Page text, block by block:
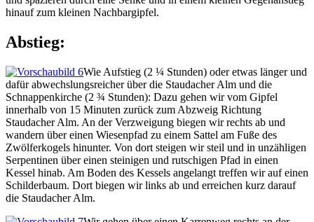
hinauf zum kleinen Nachbargipfel.
Abstieg:
Wie Aufstieg (2 ¼ Stunden) oder etwas länger und
dafür abwechslungsreicher über die Staudacher Alm und die
Schnappenkirche (2 ¾ Stunden): Dazu gehen wir vom Gipfel
innerhalb von 15 Minuten zurück zum Abzweig Richtung
Staudacher Alm. An der Verzweigung biegen wir rechts ab und
wandern über einen Wiesenpfad zu einem Sattel am Fuße des
Zwölferkogels hinunter. Von dort steigen wir steil und in unzähligen
Serpentinen über einen steinigen und rutschigen Pfad in einen
Kessel hinab. Am Boden des Kessels angelangt treffen wir auf einen
Schilderbaum. Dort biegen wir links ab und erreichen kurz darauf
die Staudacher Alm.